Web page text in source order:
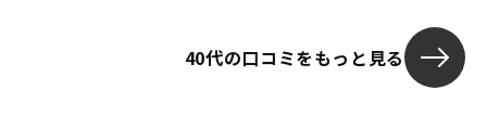
40代の口コミをもっと見る